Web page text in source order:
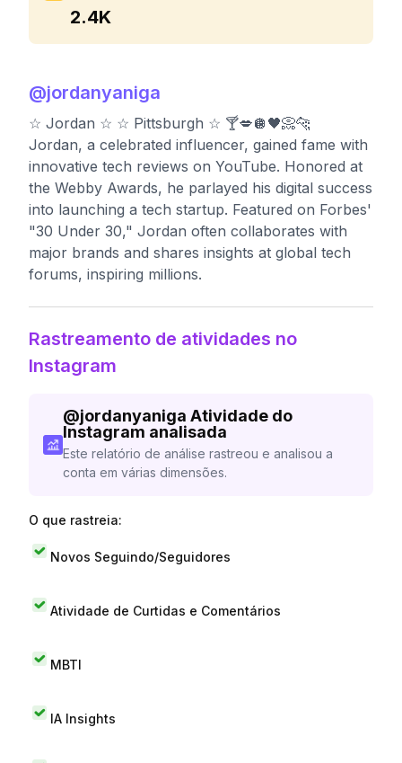
2.4K
@jordanyaniga
☆ Jordan ☆ ☆ Pittsburgh ☆ 🍸💋🪩🖤📀🐆
Jordan, a celebrated influencer, gained fame with
innovative tech reviews on YouTube. Honored at
the Webby Awards, he parlayed his digital success
into launching a tech startup. Featured on Forbes'
"30 Under 30," Jordan often collaborates with
major brands and shares insights at global tech
forums, inspiring millions.
Rastreamento de atividades no
Instagram
@jordanyaniga Atividade do
Instagram analisada
Este relatório de análise rastreou e analisou a
conta em várias dimensões.
O que rastreia:
Novos Seguindo/Seguidores
Atividade de Curtidas e Comentários
MBTI
IA Insights